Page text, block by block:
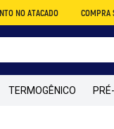
COMPRA SEGURA
TERMOGÊNICO